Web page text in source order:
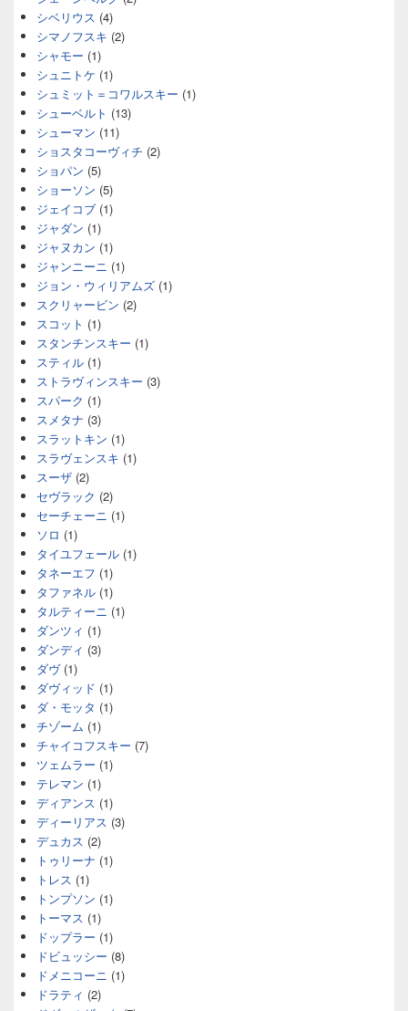
シベリウス (4)
シマノフスキ (2)
シャモー (1)
シュニトケ (1)
シュミット＝コワルスキー (1)
シューベルト (13)
シューマン (11)
ショスタコーヴィチ (2)
ショパン (5)
ショーソン (5)
ジェイコブ (1)
ジャダン (1)
ジャヌカン (1)
ジャンニーニ (1)
ジョン・ウィリアムズ (1)
スクリャービン (2)
スコット (1)
スタンチンスキー (1)
スティル (1)
ストラヴィンスキー (3)
スパーク (1)
スメタナ (3)
スラットキン (1)
スラヴェンスキ (1)
スーザ (2)
セヴラック (2)
セーチェーニ (1)
ソロ (1)
タイユフェール (1)
タネーエフ (1)
タファネル (1)
タルティーニ (1)
ダンツィ (1)
ダンディ (3)
ダヴ(1)
ダヴィッド (1)
ダ・モッタ (1)
チゾーム (1)
チャイコフスキー (7)
ツェムラー (1)
テレマン (1)
ディアンス (1)
ディーリアス (3)
デュカス (2)
トゥリーナ (1)
トレス (1)
トンプソン (1)
トーマス (1)
ドップラー (1)
ドビュッシー (8)
ドメニコーニ (1)
ドラティ (2)